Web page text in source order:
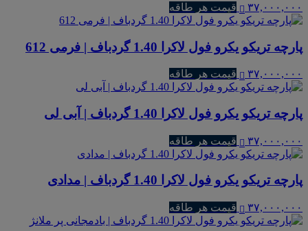
۳۷,۰۰۰,۰۰۰ قیمت هر طاقه
پارچه تریکو یکرو فول لاکرا 1.40 گردباف | فرمی 612
۳۷,۰۰۰,۰۰۰ قیمت هر طاقه
پارچه تریکو یکرو فول لاکرا 1.40 گردباف | آبی لی
۳۷,۰۰۰,۰۰۰ قیمت هر طاقه
پارچه تریکو یکرو فول لاکرا 1.40 گردباف | مدادی
۳۷,۰۰۰,۰۰۰ قیمت هر طاقه